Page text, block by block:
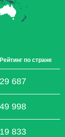
Рейтинг по стране
29 687
49 998
19 833